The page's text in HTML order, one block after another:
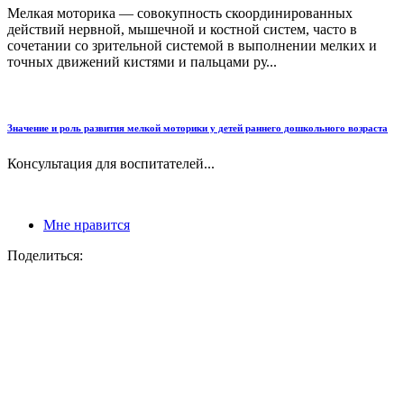
Мелкая моторика — совокупность скоординированных
действий нервной, мышечной и костной систем, часто в
сочетании со зрительной системой в выполнении мелких и
точных движений кистями и пальцами ру...
Значение и роль развития мелкой моторики у детей раннего дошкольного возраста
Консультация для воспитателей...
Мне нравится
Поделиться: